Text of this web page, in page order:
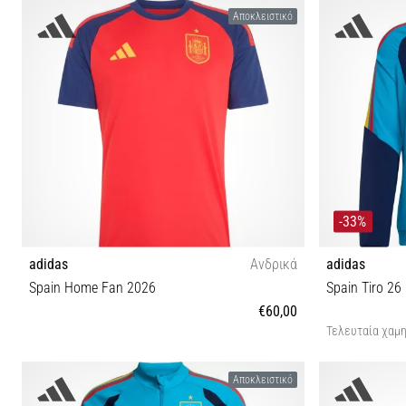
XL Αποκλειστικό
adidas
Ανδρικά
Spain Home Fan 2026
€60,00
M
-33%
adidas
Spain Tiro
Τελευταία
Αποκλειστικό